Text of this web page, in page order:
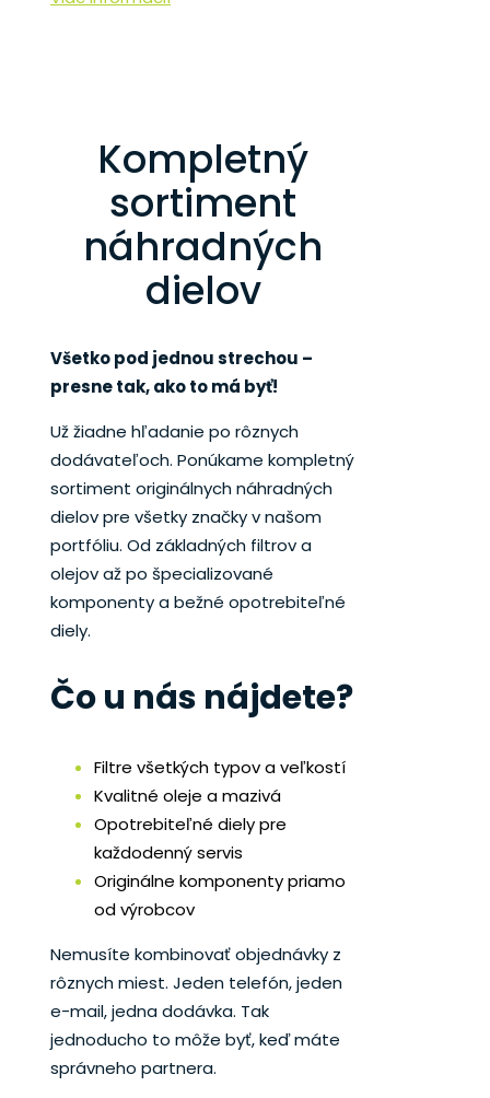
Kompletný
sortiment
náhradných
dielov
Všetko pod jednou strechou –
presne tak, ako to má byť!
Už žiadne hľadanie po rôznych
dodávateľoch. Ponúkame kompletný
sortiment originálnych náhradných
dielov pre všetky značky v našom
portfóliu. Od základných filtrov a
olejov až po špecializované
komponenty a bežné opotrebiteľné
diely.
Čo u nás nájdete?
Filtre všetkých typov a veľkostí
Kvalitné oleje a mazivá
Opotrebiteľné diely pre
každodenný servis
Originálne komponenty priamo
od výrobcov
Nemusíte kombinovať objednávky z
rôznych miest. Jeden telefón, jeden
e-mail, jedna dodávka. Tak
jednoducho to môže byť, keď máte
správneho partnera.